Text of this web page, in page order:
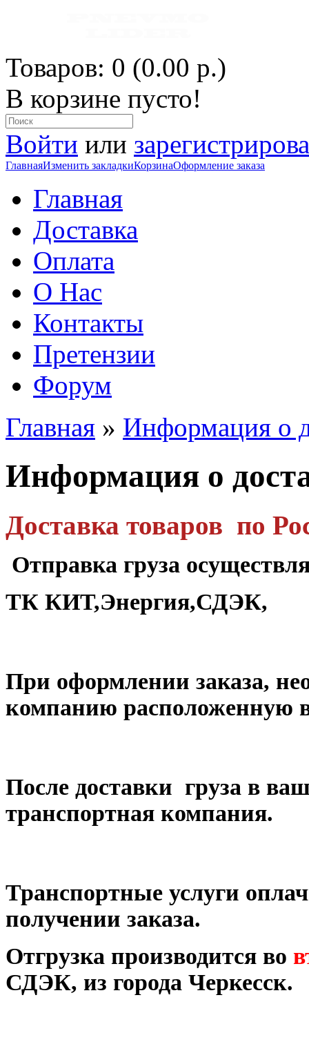
Товаров: 0 (0.00 р.)
В корзине пусто!
Войти или
ГлавнаяИзменить закладкиКорзинаОформление заказа
Главная
Доставка
Оплата
О Нас
Контакты
Претензии
Форум
Главная » Информация о
Информация о
Доставка товаров по
Отправка груза
ТК КИТ,Энергия,СДЭК,
При оформлении заказа,
компанию расположенную
После доставки груза в
транспортная компания.
Транспортные услуги
получении заказа.
Отгрузка производится во
СДЭК, из города Черкесск.